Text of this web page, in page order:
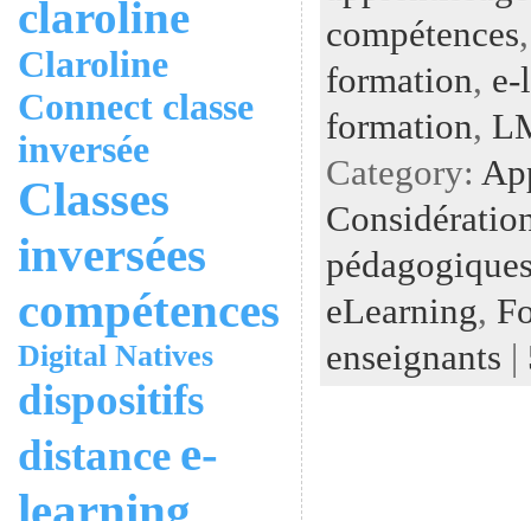
claroline
Claroline
Connect classe
inversée
Classes
inversées
compétences
Digital Natives
dispositifs
distance e-
compétences
formation,
formation,
Category:
eLearning,
enseignants |